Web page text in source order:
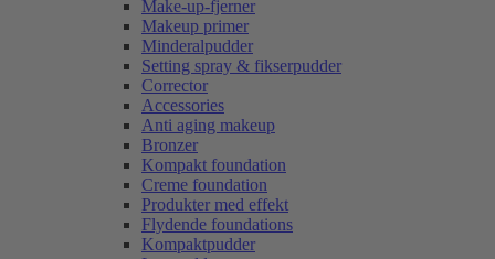
Make-up-fjerner
Makeup primer
Minderalpudder
Setting spray & fikserpudder
Corrector
Accessories
Anti aging makeup
Bronzer
Kompakt foundation
Creme foundation
Produkter med effekt
Flydende foundations
Kompaktpudder